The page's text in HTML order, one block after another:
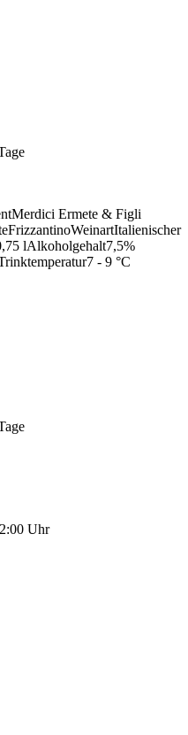
Ermete & Figli
lAlkoholgehalt7,5%
- 9 °C
Uhr